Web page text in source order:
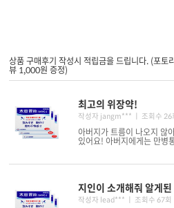
상품 구매후기 작성시 적립금을 드립니다. (포토
뷰 1,000원 증정)
최고의 위장약!
작성자 jangm*** ㅣ 조회수 26
아버지가 트름이 나오지 않
있어요! 아버지에게는 만병통치약 같은 느낌으로 드시고 있어
작성자 lead*** ㅣ 조회수 67회